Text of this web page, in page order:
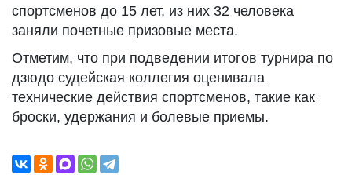
спортсменов до 15 лет, из них 32 человека
заняли почетные призовые места.
Отметим, что при подведении итогов турнира по
дзюдо судейская коллегия оценивала
технические действия спортсменов, такие как
броски, удержания и болевые приемы.